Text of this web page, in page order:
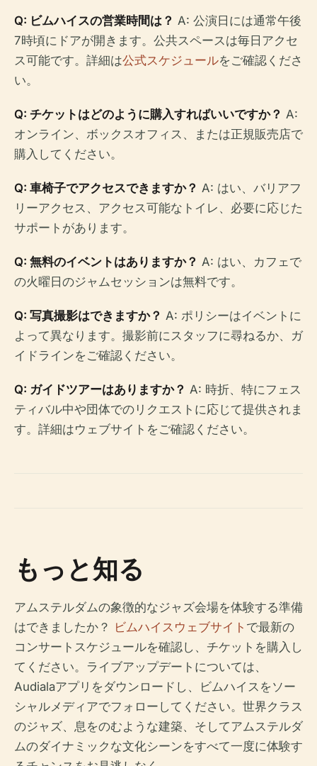
Q: ビムハイスの営業時間は？ A: 公演日には通常午後
7時頃にドアが開きます。公共スペースは毎日アクセ
ス可能です。詳細は公式スケジュールをご確認くださ
い。
Q: チケットはどのように購入すればいいですか？ A:
オンライン、ボックスオフィス、または正規販売店で
購入してください。
Q: 車椅子でアクセスできますか？ A: はい、バリアフ
リーアクセス、アクセス可能なトイレ、必要に応じた
サポートがあります。
Q: 無料のイベントはありますか？ A: はい、カフェで
の火曜日のジャムセッションは無料です。
Q: 写真撮影はできますか？ A: ポリシーはイベントに
よって異なります。撮影前にスタッフに尋ねるか、ガ
イドラインをご確認ください。
Q: ガイドツアーはありますか？ A: 時折、特にフェス
ティバル中や団体でのリクエストに応じて提供されま
す。詳細はウェブサイトをご確認ください。
もっと知る
アムステルダムの象徴的なジャズ会場を体験する準備
はできましたか？ ビムハイスウェブサイト で最新の
コンサートスケジュールを確認し、チケットを購入し
てください。ライブアップデートについては、
Audialaアプリをダウンロードし、ビムハイスをソー
シャルメディアでフォローしてください。世界クラス
のジャズ、息をのむような建築、そしてアムステルダ
ムのダイナミックな文化シーンをすべて一度に体験す